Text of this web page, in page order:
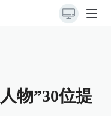
物”30位提